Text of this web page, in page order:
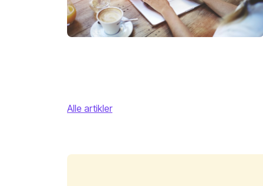
Alle artikler